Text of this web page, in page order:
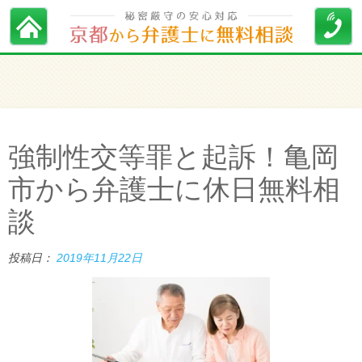
強制性交等罪と起訴！亀岡
市から弁護士に休日無料相
談
投稿日： 2019年11月22日